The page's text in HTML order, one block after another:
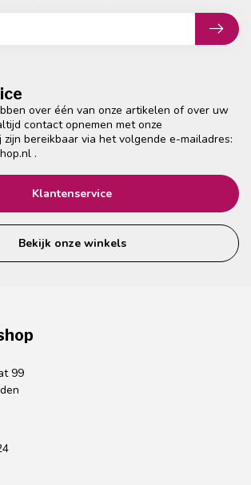
over één van onze artikelen of over uw
contact opnemen met onze
bereikbaar via het volgende e-mailadres:
.
Klantenservice
Bekijk onze winkels
99